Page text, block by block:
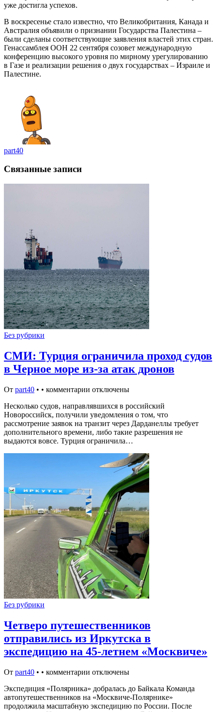
уже достигла успехов.
В воскресенье стало известно, что Великобритания, Канада и
Австралия объявили о признании Государства Палестина –
были сделаны соответствующие заявления властей этих стран.
Генассамблея ООН 22 сентября созовет международную
конференцию высокого уровня по мирному урегулированию
в Газе и реализации решения о двух государствах – Израиле и
Палестине.
part40
Связанные записи
Без рубрики
СМИ: Турция ограничила проход судов
в Черное море из-за атак дронов
От part40 • • комментарии отключены
Несколько судов, направлявшихся в российский
Новороссийск, получили уведомления о том, что
рассмотрение заявок на транзит через Дарданеллы требует
дополнительного времени, либо такие разрешения не
выдаются вовсе. Турция ограничила…
Без рубрики
Четверо путешественников
отправились из Иркутска в
экспедицию на 45-летнем «Москвиче»
От part40 • • комментарии отключены
Экспедиция «Полярника» добралась до Байкала Команда
автопутешественников на «Москвиче-Полярнике»
продолжила масштабную экспедицию по России. После